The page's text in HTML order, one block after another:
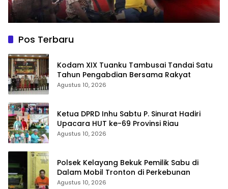
Pos Terbaru
Kodam XIX Tuanku Tambusai Tandai Satu
Tahun Pengabdian Bersama Rakyat
Agustus 10, 2026
Ketua DPRD Inhu Sabtu P. Sinurat Hadiri
Upacara HUT ke-69 Provinsi Riau
Agustus 10, 2026
Polsek Kelayang Bekuk Pemilik Sabu di
Dalam Mobil Tronton di Perkebunan
Agustus 10, 2026